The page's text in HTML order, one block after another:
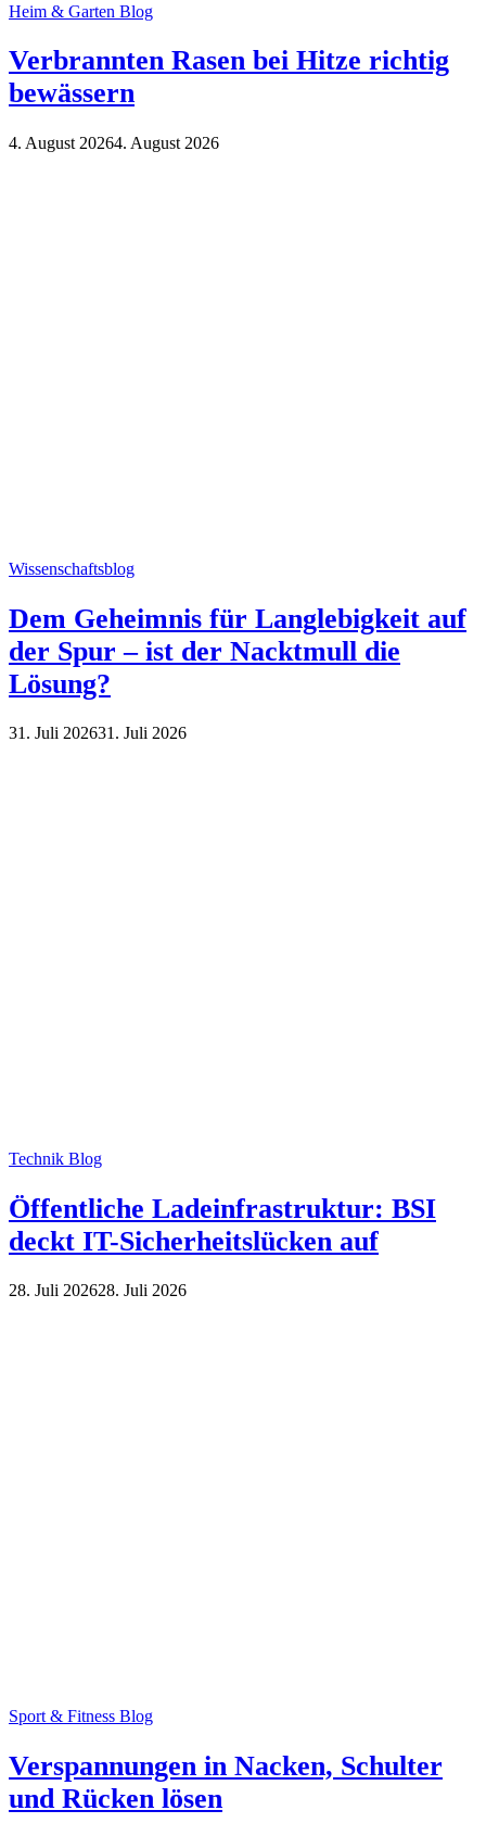
Heim & Garten Blog
Verbrannten Rasen bei Hitze richtig
bewässern
4. August 20264. August 2026
Wissenschaftsblog
Dem Geheimnis für Langlebigkeit auf
der Spur – ist der Nacktmull die
Lösung?
31. Juli 202631. Juli 2026
Technik Blog
Öffentliche Ladeinfrastruktur: BSI
deckt IT-Sicherheitslücken auf
28. Juli 202628. Juli 2026
Sport & Fitness Blog
Verspannungen in Nacken, Schulter
und Rücken lösen